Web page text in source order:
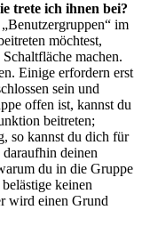
trete ich ihnen bei?
im
möchtest,
machen.
Einige erfordern erst
sein und
offen ist, kannst du
beitreten;
so kannst du dich für
deinen
du in die Gruppe
keinen
wird einen Grund